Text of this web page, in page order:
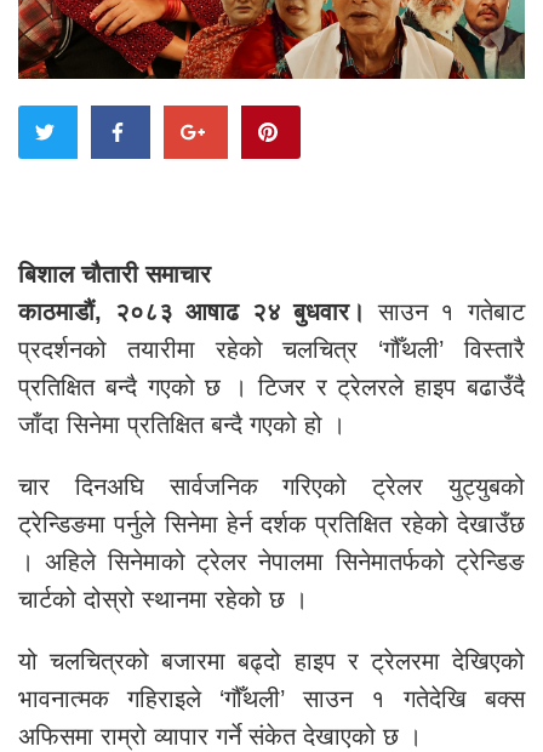
बिशाल चौतारी समाचार
काठमाडौं, २०८३ आषाढ २४ बुधवार। साउन १ गतेबाट
प्रदर्शनको तयारीमा रहेको चलचित्र ‘गौँथली’ विस्तारै
प्रतिक्षित बन्दै गएको छ । टिजर र ट्रेलरले हाइप बढाउँदै
जाँदा सिनेमा प्रतिक्षित बन्दै गएको हो ।
चार दिनअघि सार्वजनिक गरिएको ट्रेलर युट्युबको
ट्रेन्डिङमा पर्नुले सिनेमा हेर्न दर्शक प्रतिक्षित रहेको देखाउँछ
। अहिले सिनेमाको ट्रेलर नेपालमा सिनेमातर्फको ट्रेन्डिङ
चार्टको दोस्रो स्थानमा रहेको छ ।
यो चलचित्रको बजारमा बढ्दो हाइप र ट्रेलरमा देखिएको
भावनात्मक गहिराइले ‘गौँथली’ साउन १ गतेदेखि बक्स
अफिसमा राम्रो व्यापार गर्ने संकेत देखाएको छ ।